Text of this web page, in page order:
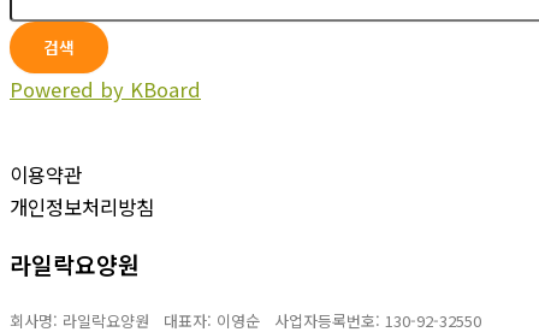
검색
Powered by KBoard
이용약관
개인정보처리방침
라일락요양원
회사명: 라일락요양원 대표자: 이영순 사업자등록번호: 130-92-32550